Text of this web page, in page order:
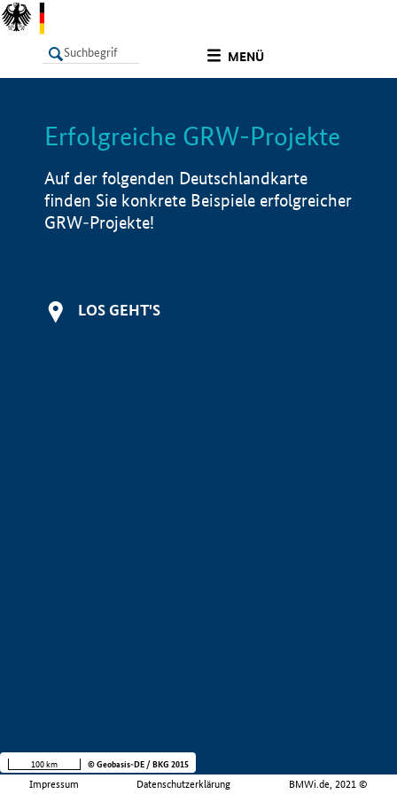
MENÜ
LISTE Info
Erfolgreiche GRW-Projekte
Auf der folgenden Deutschlandkarte
finden Sie konkrete Beispiele erfolgreicher
GRW-Projekte!
LOS GEHT'S
Impressum Datenschutzerklärung BMWi.de, 2021 ©
100 km © Geobasis-DE / BKG 2015